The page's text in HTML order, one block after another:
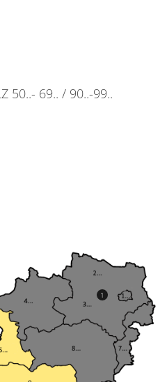
50..- 69.. / 90..-99..
1